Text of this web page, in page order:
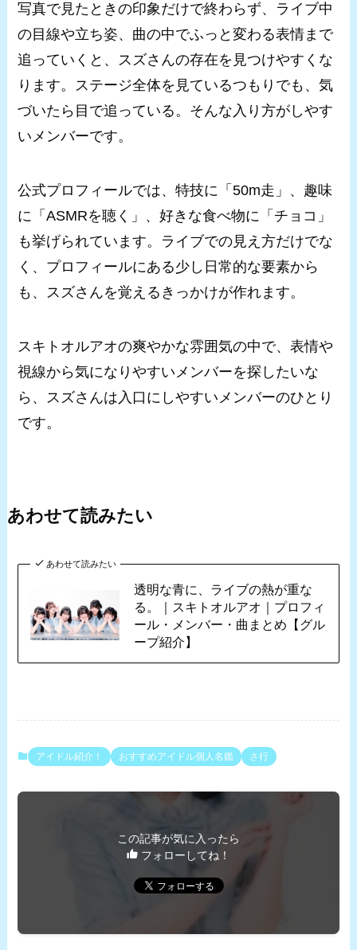
写真で見たときの印象だけで終わらず、ライブ中
の目線や立ち姿、曲の中でふっと変わる表情まで
追っていくと、スズさんの存在を見つけやすくな
ります。ステージ全体を見ているつもりでも、気
づいたら目で追っている。そんな入り方がしやす
いメンバーです。
公式プロフィールでは、特技に「50m走」、趣味
に「ASMRを聴く」、好きな食べ物に「チョコ」
も挙げられています。ライブでの見え方だけでな
く、プロフィールにある少し日常的な要素から
も、スズさんを覚えるきっかけが作れます。
スキトオルアオの爽やかな雰囲気の中で、表情や
視線から気になりやすいメンバーを探したいな
ら、スズさんは入口にしやすいメンバーのひとり
です。
あわせて読みたい
あわせて読みたい
透明な青に、ライブの熱が重な
る。｜スキトオルアオ｜プロフィ
ール・メンバー・曲まとめ【グル
ープ紹介】
アイドル紹介！ おすすめアイドル個人名鑑 さ行
この記事が気に入ったら
フォローしてね！